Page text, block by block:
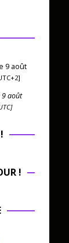
9 août
9 août
!